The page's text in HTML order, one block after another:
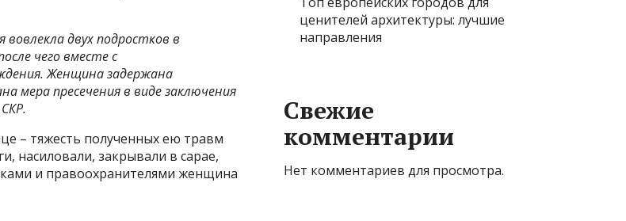
двух подростков в
чего вместе с
Женщина задержана
мера пресечения в виде заключения
– тяжесть полученных ею травм
насиловали, закрывали в сарае,
и правоохранителями женщина
ценителей архитектуры: лучшие
направления
Свежие
комментарии
Нет комментариев для просмотра.